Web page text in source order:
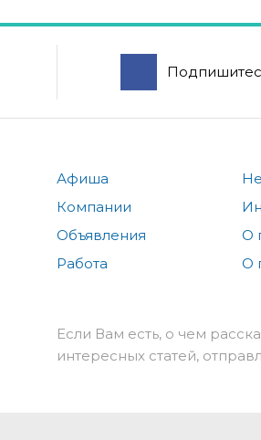
Афиша
Компании
Объявления
Работа
О
О
Если Вам есть, о чем
интересных статей,